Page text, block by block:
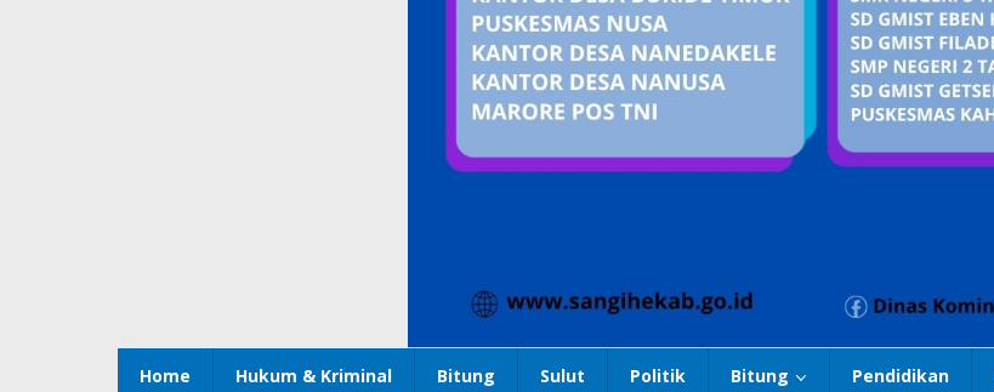
Home Hukum & Kriminal Bitung Sulut Politik Bitung Pendidikan